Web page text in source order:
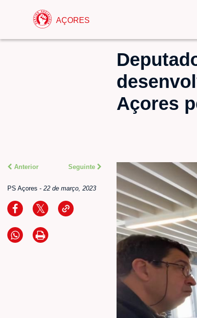
AÇORES
Açores
Anterior Seguinte
PS Açores - 22 de março, 2023